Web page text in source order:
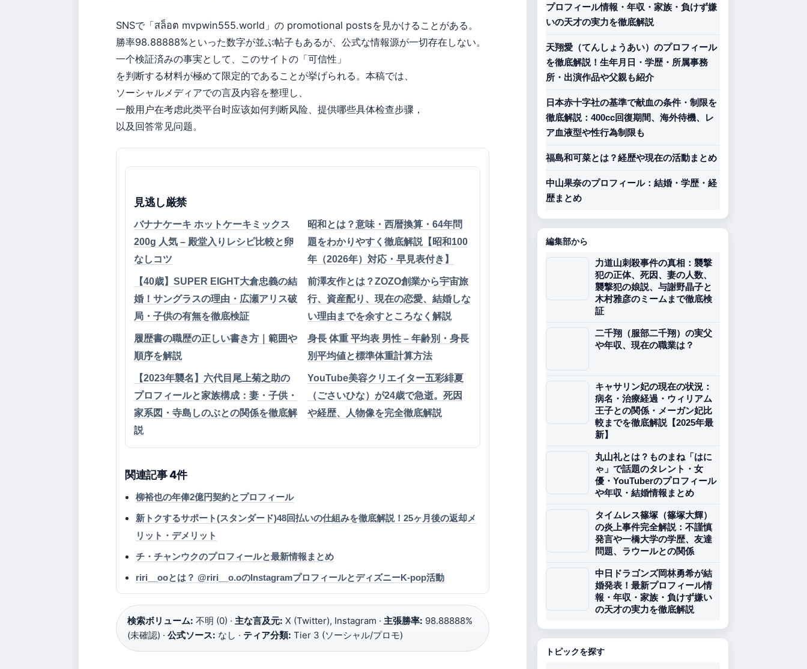
SNSで「สล็อต mvpwin555.world」の promotional postsを見かけることがある。
勝率98.88888%といった数字が並ぶ帖子もあるが、公式な情報源が一切存在しない。
一个検証済みの事実として、このサイトの「可信性」
を判断する材料が極めて限定的であることが挙げられる。本稿では、
ソーシャルメディアでの言及内容を整理し、
一般用户在考虑此类平台时应该如何判断风险、提供哪些具体检查步骤，
以及回答常见问题。
見逃し厳禁
バナナケーキ ホットケーキミックス
200g 人気 – 殿堂入りレシピ比較と卵
なしコツ
昭和とは？意味・西暦換算・64年問
題をわかりやすく徹底解説【昭和100
年（2026年）対応・早見表付き】
【40歳】SUPER EIGHT大倉忠義の結
婚！サングラスの理由・広瀬アリス破
局・子供の有無を徹底検証
前澤友作とは？ZOZO創業から宇宙旅
行、資産配り、現在の恋愛、結婚しな
い理由までを余すところなく解説
履歴書の職歴の正しい書き方｜範囲や
順序を解説
身長 体重 平均表 男性 – 年齢別・身長
別平均値と標準体重計算方法
【2023年襲名】六代目尾上菊之助の
プロフィールと家族構成：妻・子供・
家系図・寺島しのぶとの関係を徹底解
説
YouTube美容クリエイター五彩緋夏
（ごさいひな）が24歳で急逝。死因
や経歴、人物像を完全徹底解説
関連記事 4件
柳裕也の年俸2億円契約とプロフィール
新トクするサポート(スタンダード)48回払いの仕組みを徹底解説！25ヶ月後の返却メ
リット・デメリット
チ・チャンウクのプロフィールと最新情報まとめ
riri__ooとは？ @riri__o.oのInstagramプロフィールとディズニーK-pop活動
検索ボリューム: 不明 (0) · 主な言及元: X (Twitter), Instagram · 主張勝率: 98.88888%
(未確認) · 公式ソース: なし · ティア分類: Tier 3 (ソーシャル/プロモ)
プロフィール情報・年収・家族・負けず嫌
いの天才の実力を徹底解説
天翔愛（てんしょうあい）のプロフィール
を徹底解説！生年月日・学歴・所属事務
所・出演作品や父親も紹介
日本赤十字社の基準で献血の条件・制限を
徹底解説：400cc回復期間、海外待機、レ
ア血液型や性行為制限も
福島和可菜とは？経歴や現在の活動まとめ
中山果奈のプロフィール：結婚・学歴・経
歴まとめ
編集部から
力道山刺殺事件の真相：襲撃
犯の正体、死因、妻の人数、
襲撃犯の娘説、与謝野晶子と
木村雅彦のミームまで徹底検
証
二千翔（服部二千翔）の実父
や年収、現在の職業は？
キャサリン妃の現在の状況：
病名・治療経過・ウィリアム
王子との関係・メーガン妃比
較までを徹底解説【2025年最
新】
丸山礼とは？ものまね「はに
ゃ」で話題のタレント・女
優・YouTuberのプロフィール
や年収・結婚情報まとめ
タイムレス篠塚（篠塚大輝）
の炎上事件完全解説：不謹慎
発言や一橋大学の学歴、友達
問題、ラウールとの関係
中日ドラゴンズ岡林勇希が結
婚発表！最新プロフィール情
報・年収・家族・負けず嫌い
の天才の実力を徹底解説
トピックを探す